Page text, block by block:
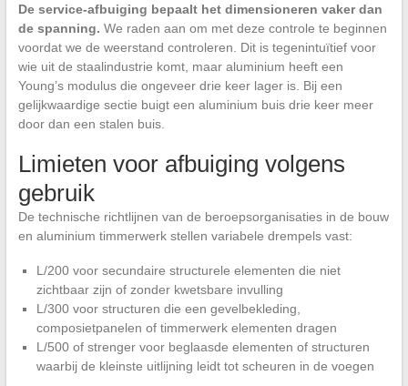
De service-afbuiging bepaalt het dimensioneren vaker dan
de spanning. We raden aan om met deze controle te beginnen
voordat we de weerstand controleren. Dit is tegenintuïtief voor
wie uit de staalindustrie komt, maar aluminium heeft een
Young’s modulus die ongeveer drie keer lager is. Bij een
gelijkwaardige sectie buigt een aluminium buis drie keer meer
door dan een stalen buis.
Limieten voor afbuiging volgens
gebruik
De technische richtlijnen van de beroepsorganisaties in de bouw
en aluminium timmerwerk stellen variabele drempels vast:
L/200 voor secundaire structurele elementen die niet
zichtbaar zijn of zonder kwetsbare invulling
L/300 voor structuren die een gevelbekleding,
composietpanelen of timmerwerk elementen dragen
L/500 of strenger voor beglaasde elementen of structuren
waarbij de kleinste uitlijning leidt tot scheuren in de voegen